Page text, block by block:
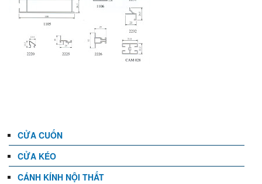
CỬA CUỐN
CỬA KÉO
CÁNH KÍNH NỘI THẤT